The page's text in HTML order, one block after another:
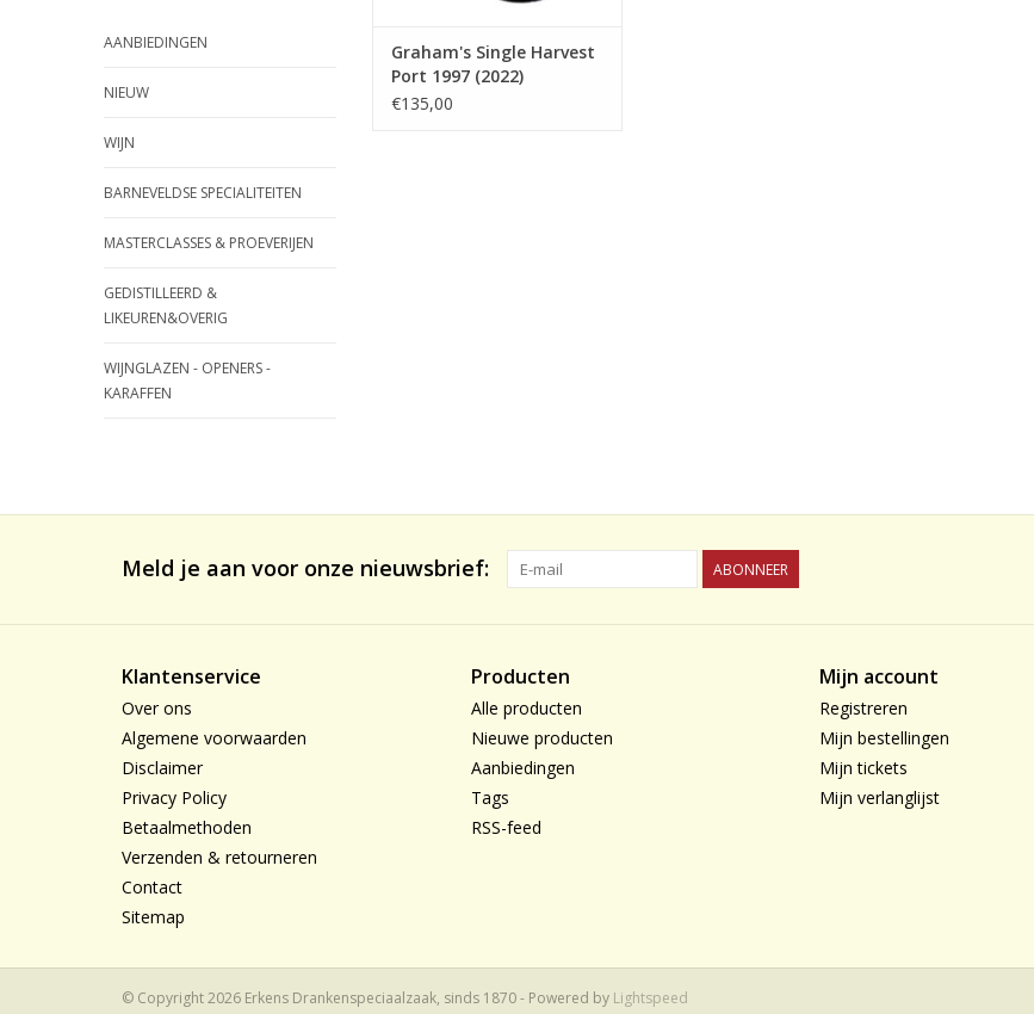
AANBIEDINGEN
NIEUW
WIJN
BARNEVELDSE SPECIALITEITEN
MASTERCLASSES & PROEVERIJEN
GEDISTILLEERD &
LIKEUREN&OVERIG
WIJNGLAZEN - OPENERS -
KARAFFEN
Graham's Single Harvest
Port 1997 (2022)
€135,00
Meld je aan voor onze nieuwsbrief: ABONNEER
Klantenservice
Over ons
Algemene voorwaarden
Disclaimer
Privacy Policy
Betaalmethoden
Verzenden & retourneren
Contact
Sitemap
Producten
Alle producten
Nieuwe producten
Aanbiedingen
Tags
RSS-feed
Mijn account
Registreren
Mijn bestellingen
Mijn tickets
Mijn verlanglijst
© Copyright 2026 Erkens Drankenspeciaalzaak, sinds 1870 - Powered by Lightspeed